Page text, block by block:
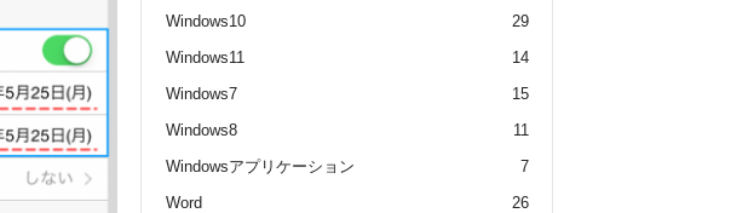
Windows10
29
Windows11
14
Windows7
15
Windows8
11
Windowsアプリケーション
7
Word
26